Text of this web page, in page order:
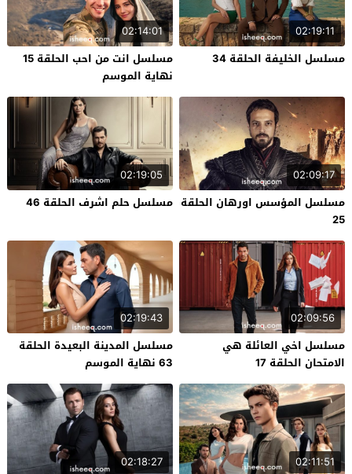
02:19:11
مسلسل الخليفة الحلقة 34
02:14:01
مسلسل انت من احب الحلقة 15
نهاية الموسم
02:09:17
مسلسل المؤسس اورهان الحلقة
25
02:19:05
مسلسل حلم اشرف الحلقة 46
02:09:56
مسلسل اخي العائلة هي
الامتحان الحلقة 17
02:19:43
مسلسل المدينة البعيدة الحلقة
63 نهاية الموسم
02:11:51
02:18:27